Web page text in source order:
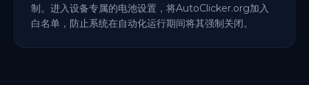
制。进入设备专属的电池设置，将AutoClicker.org加入
白名单，防止系统在自动化运行期间将其强制关闭。